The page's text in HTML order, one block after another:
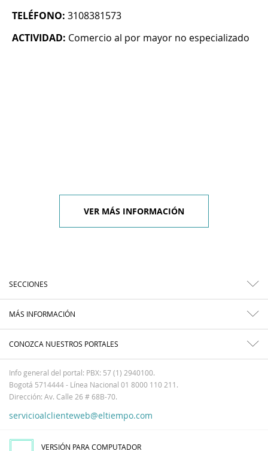
TELÉFONO: 3108381573
ACTIVIDAD: Comercio al por mayor no especializado
VER MÁS INFORMACIÓN
SECCIONES
MÁS INFORMACIÓN
CONOZCA NUESTROS PORTALES
Info general del portal: PBX: 57 (1) 2940100.
Bogotá 5714444 - Línea Nacional 01 8000 110 211.
Dirección: Av. Calle 26 # 68B-70.
servicioalclienteweb@eltiempo.com
VERSIÓN PARA COMPUTADOR